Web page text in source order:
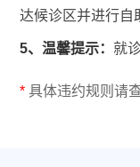
达候诊区并进行自
5、温馨提示：就
*具体违约规则请